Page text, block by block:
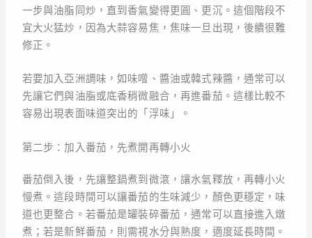
一步與油脂同炒，直到香氣變得更圓、更沉。這個階段不
宜大火猛炒，因為大蒜容易焦，焦味一旦出現，後續很難
修正。
若要加入亞洲調味，如味噌、醬油或韓式辣醬，通常可以
先讓它們與油脂或底香稍微融合，再進番茄。這樣比較不
容易出現表面味道突出的「浮味」。
第二步：加入番茄，先煮開再轉小火
番茄倒入後，先讓整鍋煮到微滾，讓水氣釋放，再轉小火
慢煮。這段時間可以讓番茄的生味減少，顏色更穩定，味
道也更整合。若番茄是罐裝碎番茄，通常可以直接進入燉
煮；若是新鮮番茄，則需視水分與熟度，適度延長時間。